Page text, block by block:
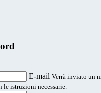
E-mail Verrà inviato un
istruzioni necessarie.